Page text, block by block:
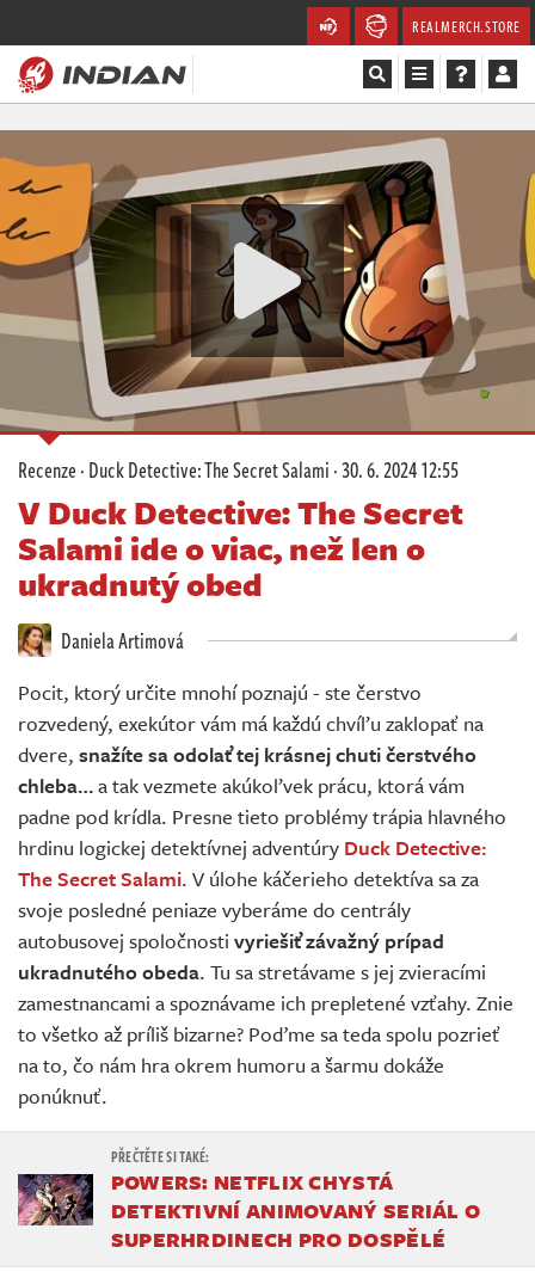
REALMERCH.STORE
Recenze
Videa
Soutěže
Databáze
Komunita
Redakce
Živě
Recenze·Duck Detective: The Secret Salami·30. 6. 2024 12:55
V Duck Detective: The Secret
Salami ide o viac, než len o
ukradnutý obed
Daniela Artimová
Pocit, ktorý určite mnohí poznajú - ste čerstvo
rozvedený, exekútor vám má každú chvíľu zaklopať na
dvere, snažíte sa odolať tej krásnej chuti čerstvého
chleba…a tak vezmete akúkoľvek prácu, ktorá vám
padne pod krídla. Presne tieto problémy trápia hlavného
hrdinu logickej detektívnej adventúry Duck Detective:
The Secret Salami. V úlohe káčerieho detektíva sa za
svoje posledné peniaze vyberáme do centrály
autobusovej spoločnosti vyriešiť závažný prípad
ukradnutého obeda. Tu sa stretávame s jej zvieracími
zamestnancami a spoznávame ich prepletené vzťahy. Znie
to všetko až príliš bizarne? Poďme sa teda spolu pozrieť
na to, čo nám hra okrem humoru a šarmu dokáže
ponúknuť.
POWERS: NETFLIX CHYSTÁ
DETEKTIVNÍ ANIMOVANÝ SERIÁL O
SUPERHRDINECH PRO DOSPĚLÉ